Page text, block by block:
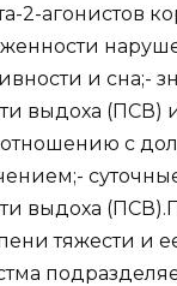
2-агонистов
и сна;-
выдоха (ПСВ)
с
выдоха
тяжести и